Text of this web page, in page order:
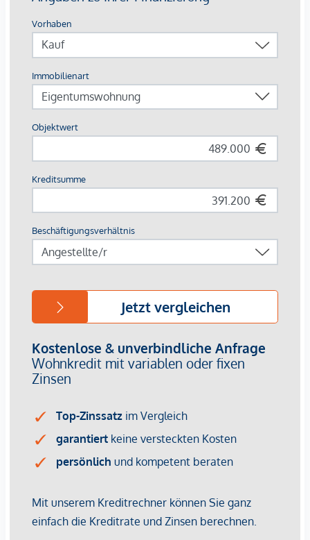
Fertige Klimaanlage in allen Wohn & Schlafzimmer
Badezimmer mit Badewanne und Oberlichte
Großer Abstellraum mit Waschmaschinenanschluss
Raff-Stores
Teilweise Pergola auf der Terrasse
Fussbodenheizung
Schlüsselfertig mit hochwertiger Ausstattung
DIE IDEALE LAGE.
Wohnen in Top-Lage direkt im Grüngürtel in Maria
geschoßigen Gebäuden
sonnige Zentrumslage
Kindergarten
Perfekte Anbindung an die Autobahn sowie ans
öffentliche Verkehrsnetz
Alle Dinge des täglichen Bedarfs erledigen Sie
bequem vor Ort
Nur wenige Minuten von der Mödlinger Innenstadt
Beste Erreichbarkeit: Wiener Innenstadt 25 Min, SCS
Bahn-Station: U6-Siebenhirten, Badner Bahn
Südstadt
Immobilie
DAS BESTE BEIDER WELTEN.